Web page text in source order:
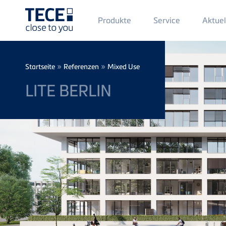
Main
Menü
1
Produkte Service
Breadcrumb
Startseite » Referenzen » Mixed Use
LITE BERLIN